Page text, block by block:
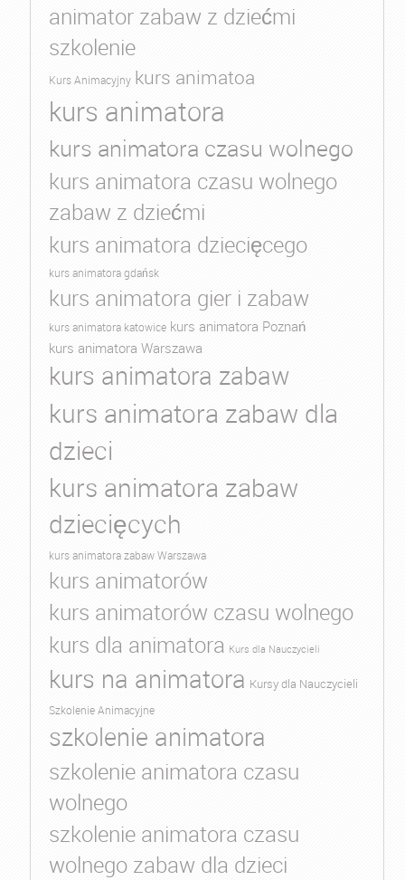
animator zabaw z dziećmi
szkolenie
Kurs Animacyjny kurs animatoa
kurs animatora
kurs animatora czasu wolnego
kurs animatora czasu wolnego
zabaw z dziećmi
kurs animatora dziecięcego
kurs animatora gdańsk
kurs animatora gier i zabaw
kurs animatora katowice kurs animatora Poznań
kurs animatora Warszawa
kurs animatora zabaw
kurs animatora zabaw dla
dzieci
kurs animatora zabaw
dziecięcych
kurs animatora zabaw Warszawa
kurs animatorów
kurs animatorów czasu wolnego
kurs dla animatora Kurs dla Nauczycieli
kurs na animatora Kursy dla Nauczycieli
Szkolenie Animacyjne
szkolenie animatora
szkolenie animatora czasu
wolnego
szkolenie animatora czasu
wolnego zabaw dla dzieci